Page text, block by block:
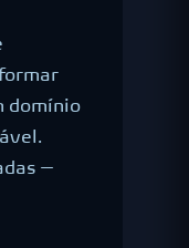
domínio
—